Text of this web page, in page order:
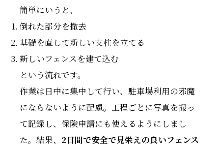
簡単にいうと、
倒れた部分を撤去
基礎を直して新しい支柱を立てる
新しいフェンスを建て込む
という流れです。
作業は日中に集中して行い、駐車場利用の邪魔
にならないように配慮。工程ごとに写真を撮っ
て記録し、保険申請にも使えるようにしまし
た。結果、 2日間で安全で見栄えの良いフェンス